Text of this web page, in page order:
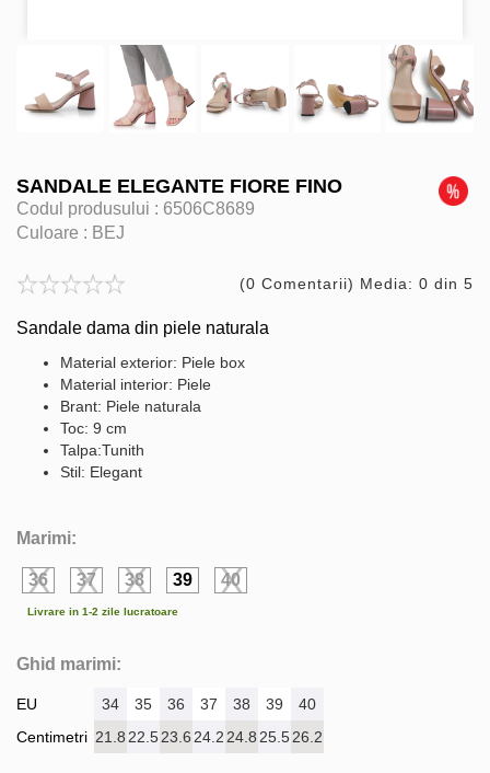
SANDALE ELEGANTE FIORE FINO
Codul produsului : 6506C8689
Culoare : BEJ
(0 Comentarii) Media: 0 din 5
Sandale dama din piele naturala
Material exterior: Piele box
Material interior: Piele
Brant: Piele naturala
Toc: 9 cm
Talpa:Tunith
Stil: Elegant
Marimi:
36 37 38 39 40
Livrare in 1-2 zile lucratoare
Ghid marimi:
EU
Centimetri
34 35 36 37 38 39
40
21.8 22.523.6 24.2 24.8 25.526.2